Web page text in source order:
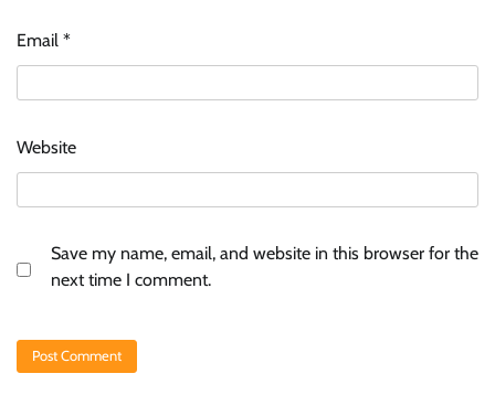
Email *
Website
Save my name, email, and website in this browser for the
next time I comment.